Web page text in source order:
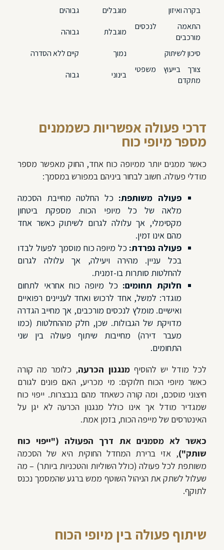
בקרה ואיזון
מוגבלים
גבוהים
התאמה לנכסים
מורכבים
מוגבלת גבוהה
סיכון לשיתוק נמוך
קיים ללא הסדרה
צורך בייעוץ משפטי
מתקדם
בינוני גבוה
דרכי פעולה אפשריות כשממנים
מספר מיופי כוח
כאשר ממנים יותר ממיופה כוח אחד, החוק מאפשר מספר
מודלי פעולה. חשוב לבחור ביניהם במפורש במסמך:
פעולה משותפת: כל החלטה מחייבת הסכמה
מלאה של כל מיופי הכוח. מספקת ביטחון
מקסימלי, אך עלולה לגרום לשיתוק כאשר אחד
מהם אינו זמין.
פעולה נפרדת: כל מיופה כוח מוסמך לפעול לבדו
בכל עניין. מהירה ויעילה, אך עלולה לגרום
להחלטות סותרות בו-זמנית.
חלוקת תחומים: כל מיופה כוח אחראי לתחום
מוגדר: למשל, אחד לרכוש ואחד לעניינים רפואיים
ואישיים. מומלץ לנכסים מורכבים, אך מחייב הגדרה
מדויקת של הגבולות. שכן, חלק מההחלטות (כמו
מעבר דירה) מחייבות שיתוף פעולה בין שני
התחומים.
לכל מודל יש להוסיףמנגנון הכרעה, כלומר מה קורה
כאשר מיופי הכוח חלוקים: מי מכריע, האם פונים לגורם
חיצוני מוסכם, ומה קורה כשאחד מהם בנבצרות. ייפוי כוח
שמגדיר מודל אך אינו כולל מנגנון הכרעה לא יגן על
האינטרסים של מייפה הכוח, בזמן אמת.
כאשר לא מסמנים את דרך הפעולה ("ייפוי כוח
שותק"), אזי ברירת המחדל החוקית היא של הסכמה
משותפת לכל פעולה (כולל השוליות והטכניות ביותר) – מה
שעלול לשתק את הניהול השוטף ממש ברגע שהמסמך נכנס
לתוקף.
שיתוף פעולה בין מיופי הכוח